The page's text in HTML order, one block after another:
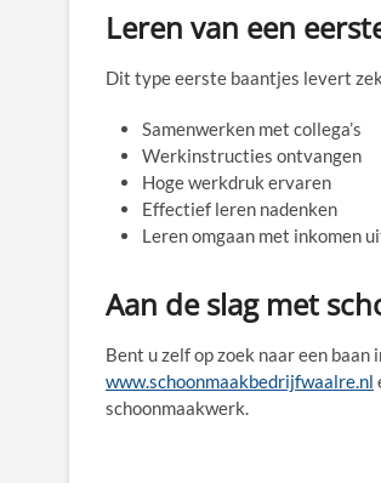
Leren van een
Dit type eerste baantjes levert
Samenwerken met collega’s
Werkinstructies ontvangen
Hoge werkdruk ervaren
Effectief leren nadenken
Leren omgaan met inkomen
Aan de slag met
Bent u zelf op zoek naar een baan
www.schoonmaakbedrijfwaalre.nl
schoonmaakwerk.